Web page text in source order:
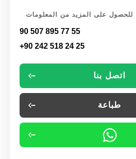
للحصول على المزيد من المعلومات
90 507 895 77 55
+90 242 518 24 25
اتصل بنا
طباعة